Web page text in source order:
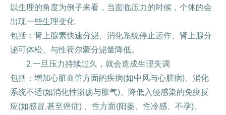
以生理的角度为例子来看，当面临压力的时候，个体的会
出现一些生理变化
包括：肾上腺素快速分泌、消化系统停止运作、肾上腺分
泌可体松、与性荷尔蒙分泌量降低。
2.一旦压力持续过久，就会造成生理失调
包括：增加心脏血管方面的疾病(如中风与心脏病)、消化
系统不适(如消化性溃疡与胀气)、降低入侵感染的免疫反
应(如感冒,甚至癌症) 、性方面(阳萎、性冷感、不孕)。